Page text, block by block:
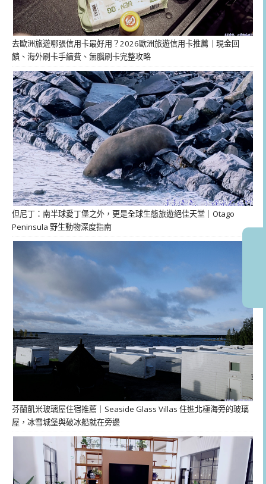
去歐洲旅遊哪張信用卡最好用？2026歐洲旅遊信用卡推薦｜現金回
饋、海外刷卡手續費、無腦刷卡完整攻略
但尼丁：南半球愛丁堡之外，更是全球生態旅遊絕佳天堂｜Otago
Peninsula 野生動物深度指南
芬蘭凱米玻璃屋住宿推薦｜Seaside Glass Villas 住進北極海旁的玻璃
屋，冰雪城堡與破冰船就在旁邊